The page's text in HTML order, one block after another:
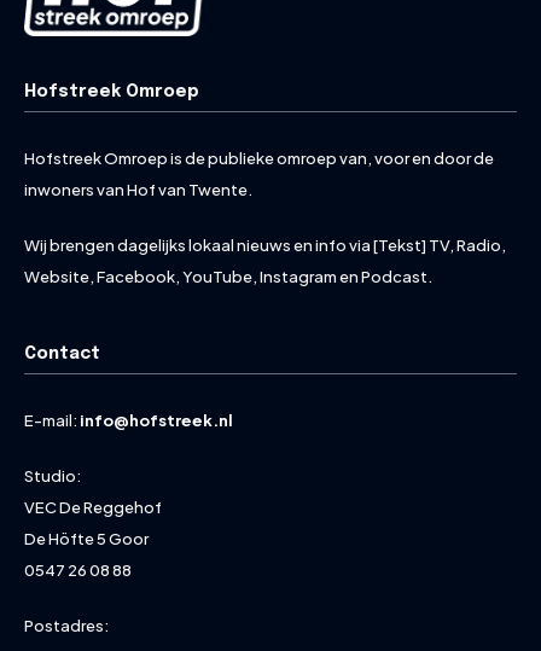
Hofstreek Omroep
Hofstreek Omroep is de publieke omroep van, voor en door de
inwoners van Hof van Twente.
Wij brengen dagelijks lokaal nieuws en info via [Tekst] TV, Radio,
Website, Facebook, YouTube, Instagram en Podcast.
Contact
E-mail: info@hofstreek.nl
Studio:
VEC De Reggehof
De Höfte 5 Goor
0547 26 08 88
Postadres: